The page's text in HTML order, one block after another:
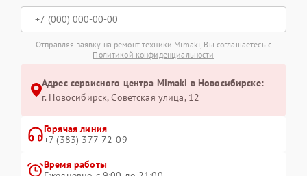
Отправляя заявку на ремонт техники Mimaki, Вы соглашаетесь с
Политикой конфиденциальности
Адрес сервисного центра Mimaki в Новосибирске:
г. Новосибирск, Советская улица, 12
Горячая линия
+7 (383) 377-72-09
Время работы